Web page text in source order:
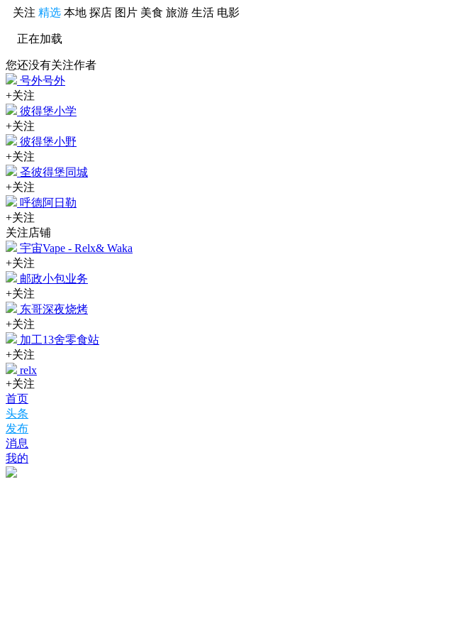
关注 精选 本地 探店 图片 美食 旅游 生活 电影
正在加载
您还没有关注作者
号外号外
+关注
彼得堡小学
+关注
彼得堡小野
+关注
圣彼得堡同城
+关注
呼德阿日勒
+关注
关注店铺
宇宙Vape - Relx& Waka
+关注
邮政小包业务
+关注
东哥深夜烧烤
+关注
加工13舍零食站
+关注
relx
+关注
首页
头条
发布
消息
我的